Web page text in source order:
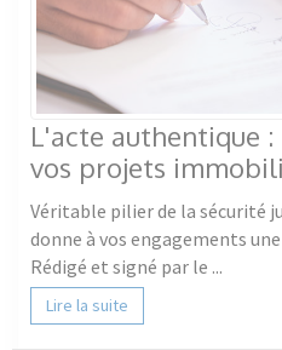
L'acte authentique
vos projets
Véritable pilier de la sécurité
donne à vos engagements
Rédigé et signé par le ...
Lire la suite